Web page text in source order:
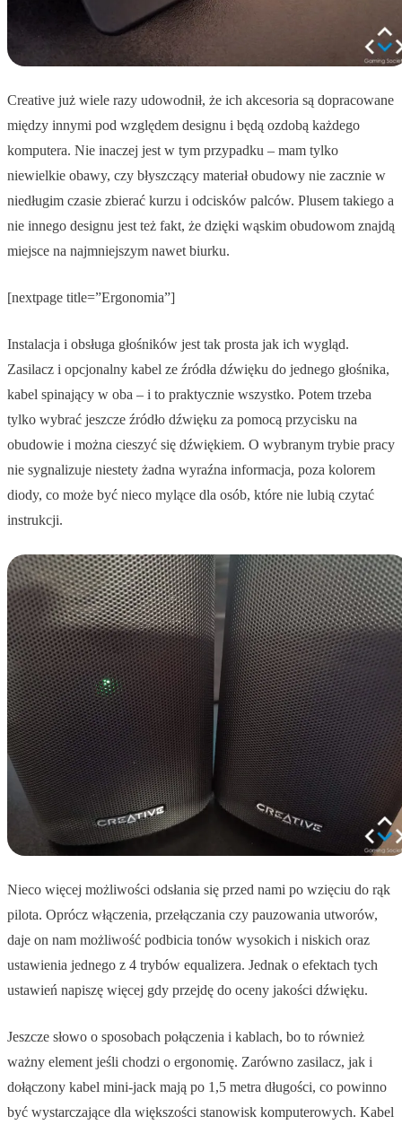
Creative już wiele razy udowodnił, że ich akcesoria są dopracowane
między innymi pod względem designu i będą ozdobą każdego
komputera. Nie inaczej jest w tym przypadku – mam tylko
niewielkie obawy, czy błyszczący materiał obudowy nie zacznie w
niedługim czasie zbierać kurzu i odcisków palców. Plusem takiego a
nie innego designu jest też fakt, że dzięki wąskim obudowom znajdą
miejsce na najmniejszym nawet biurku.
[nextpage title=”Ergonomia”]
Instalacja i obsługa głośników jest tak prosta jak ich wygląd.
Zasilacz i opcjonalny kabel ze źródła dźwięku do jednego głośnika,
kabel spinający w oba – i to praktycznie wszystko. Potem trzeba
tylko wybrać jeszcze źródło dźwięku za pomocą przycisku na
obudowie i można cieszyć się dźwiękiem. O wybranym trybie pracy
nie sygnalizuje niestety żadna wyraźna informacja, poza kolorem
diody, co może być nieco mylące dla osób, które nie lubią czytać
instrukcji.
Nieco więcej możliwości odsłania się przed nami po wzięciu do rąk
pilota. Oprócz włączenia, przełączania czy pauzowania utworów,
daje on nam możliwość podbicia tonów wysokich i niskich oraz
ustawienia jednego z 4 trybów equalizera. Jednak o efektach tych
ustawień napiszę więcej gdy przejdę do oceny jakości dźwięku.
Jeszcze słowo o sposobach połączenia i kablach, bo to również
ważny element jeśli chodzi o ergonomię. Zarówno zasilacz, jak i
dołączony kabel mini-jack mają po 1,5 metra długości, co powinno
być wystarczające dla większości stanowisk komputerowych. Kabel